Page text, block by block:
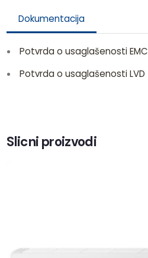
Dokumentacija
Potvrda o usaglašenosti EMC
Potvrda o usaglašenosti LVD
Slicni proizvodi